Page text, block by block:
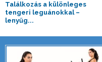
Találkozás a különleges
tengeri leguánokkal –
lenyűg...